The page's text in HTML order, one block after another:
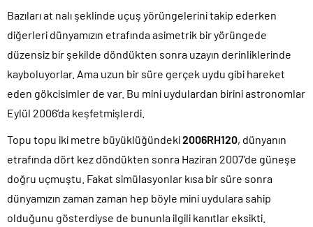
Bazıları at nalı şeklinde uçuş yörüngelerini takip ederken
diğerleri dünyamızın etrafında asimetrik bir yörüngede
düzensiz bir şekilde döndükten sonra uzayın derinliklerinde
kayboluyorlar. Ama uzun bir süre gerçek uydu gibi hareket
eden gökcisimler de var. Bu mini uydulardan birini astronomlar
Eylül 2006’da keşfetmişlerdi.
Topu topu iki metre büyüklüğündeki2006RH120, dünyanın
etrafında dört kez döndükten sonra Haziran 2007’de güneşe
doğru uçmuştu. Fakat simülasyonlar kısa bir süre sonra
dünyamızın zaman zaman hep böyle mini uydulara sahip
olduğunu gösterdiyse de bununla ilgili kanıtlar eksikti.